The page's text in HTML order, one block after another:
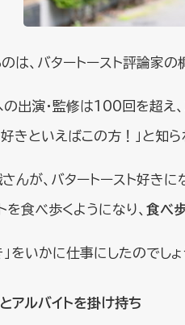
は、バタートースト評論家の
の出演・監修は100回を超
好きといえばこの方！」と知
んが、バタートースト好き
を食べ歩くようになり、食べ
」をいかに仕事にしたのでしょ
アルバイトを掛け持ち